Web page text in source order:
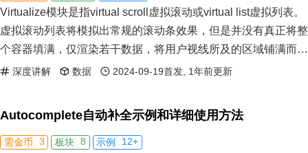
Virtualize模块是指virtual scroll虚拟滚动或virtual list虚拟列表。
虚拟滚动列表将模拟出常规的滚动条效果，但是并没有真正将整
个容器填满，仅渲染若干数据，将用户视线所及的区域铺满而
已，理论上支持十万条或更多数据。虚拟列表、懒加载列表和分
深度讲解 数据 2024-09-19首发, 1年前更新
Autocomplete自动补全示例和详细使用方法
需金币 3 板块 8 示例 12+